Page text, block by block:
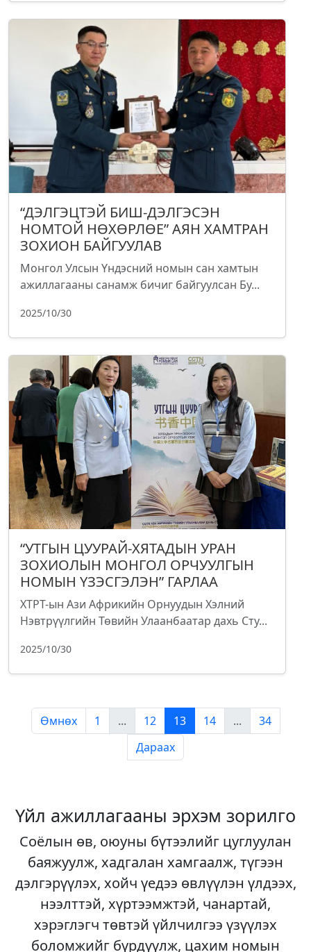
“ДЭЛГЭЦТЭЙ БИШ-ДЭЛГЭСЭН
НОМТОЙ НӨХӨРЛӨЕ” АЯН ХАМТРАН
ЗОХИОН БАЙГУУЛАВ
Монгол Улсын Үндэсний номын сан хамтын
ажиллагааны санамж бичиг байгуулсан Бу...
2025/10/30
“УТГЫН ЦУУРАЙ-ХЯТАДЫН УРАН
ЗОХИОЛЫН МОНГОЛ ОРЧУУЛГЫН
НОМЫН ҮЗЭСГЭЛЭН” ГАРЛАА
ХТРТ-ын Ази Африкийн Орнуудын Хэлний
Нэвтрүүлгийн Төвийн Улаанбаатар дахь Сту...
2025/10/30
Өмнөх 1 ... 12 13 14 ...
34
Дараах
Үйл ажиллагааны эрхэм зорилго
Соёлын өв, оюуны бүтээлийг цуглуулан
баяжуулж, хадгалан хамгаалж, түгээн
дэлгэрүүлэх, хойч үедээ өвлүүлэн үлдээх,
нээлттэй, хүртээмжтэй, чанартай,
хэрэглэгч төвтэй үйлчилгээ үзүүлэх
боломжийг бүрдүүлж, цахим номын